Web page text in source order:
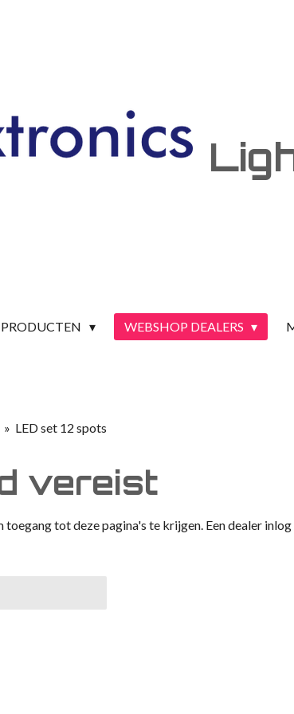
PRODUCTEN WEBSHOP DEALERS
» LED set 12 spots
vereist
toegang tot deze pagina's te krijgen. Een dealer